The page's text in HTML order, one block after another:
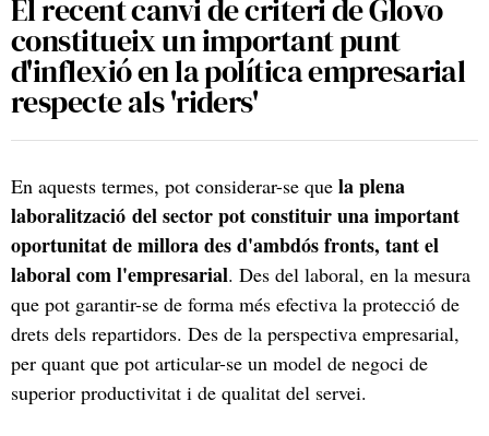
El recent canvi de criteri de Glovo
constitueix un important punt
d'inflexió en la política empresarial
respecte als 'riders'
En aquests termes, pot considerar-se que la plena
laboralització del sector pot constituir una important
oportunitat de millora des d'ambdós fronts, tant el
laboral com l'empresarial. Des del laboral, en la mesura
que pot garantir-se de forma més efectiva la protecció de
drets dels repartidors. Des de la perspectiva empresarial,
per quant que pot articular-se un model de negoci de
superior productivitat i de qualitat del servei.